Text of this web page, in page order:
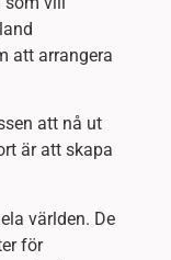
att arrangera
att nå ut
är att skapa
världen. De
för